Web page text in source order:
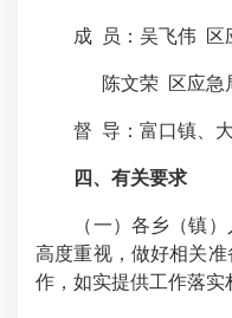
成 员：吴飞伟 区
陈文荣 区应急
督 导：富口镇、大
四、有关要求
（一）各乡（镇）
高度重视，做好相关
作，如实提供工作落实